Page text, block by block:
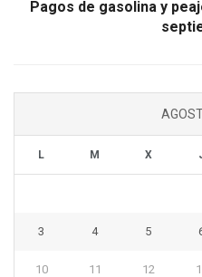
Pagos de gasolina y
L M X
3 4 5
10 11 12